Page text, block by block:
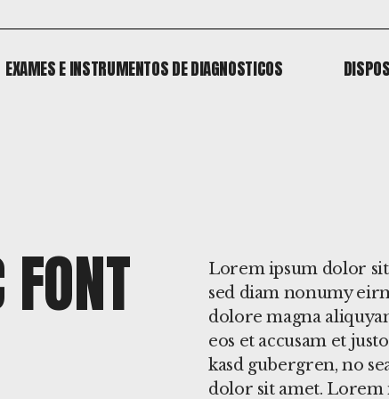
EXAMES E INSTRUMENTOS DE DIAGNÓSTICOS
Lorem ipsum dolor
sed diam nonumy
dolore magna
eos et accusam et
kasd gubergren, no
dolor sit amet. Lorem